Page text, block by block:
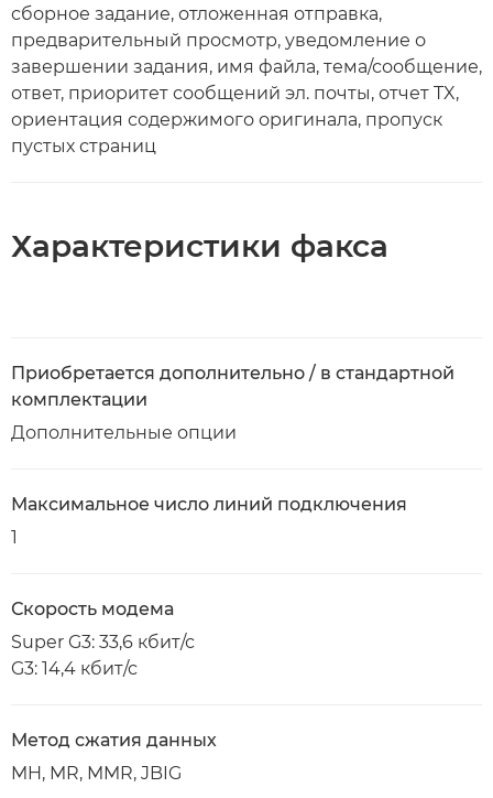
сборное задание, отложенная отправка,
предварительный просмотр, уведомление о
завершении задания, имя файла, тема/сообщение,
ответ, приоритет сообщений эл. почты, отчет TX,
ориентация содержимого оригинала, пропуск
пустых страниц
Характеристики факса
Приобретается дополнительно / в стандартной
комплектации
Дополнительные опции
Максимальное число линий подключения
1
Скорость модема
Super G3: 33,6 кбит/с
G3: 14,4 кбит/с
Метод сжатия данных
MH, MR, MMR, JBIG